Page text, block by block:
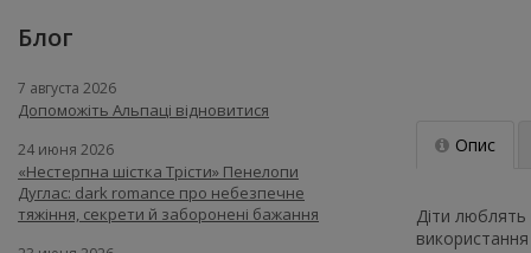
Опис
Діти
Блог
7 августа 2026
Допоможіть Альпаці відновитися
24 июня 2026
«Нестерпна шістка Трісти» Пенелопи
Дуглас: dark romance про небезпечне
тяжіння, секрети й заборонені бажання